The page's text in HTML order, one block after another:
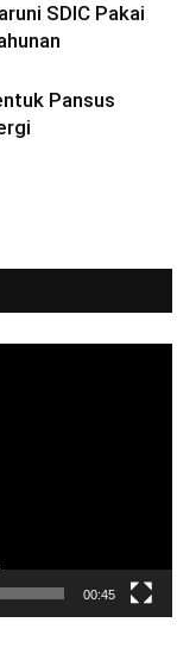
SDIC Pakai
Pansus
00:45